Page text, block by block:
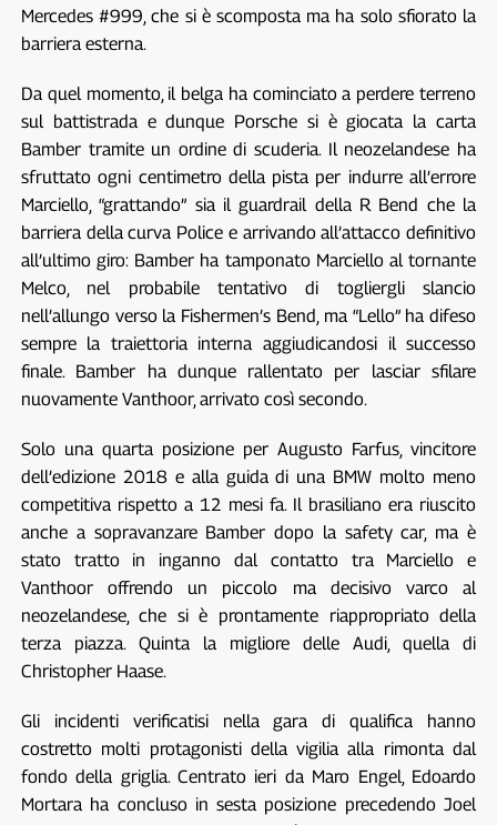
Mercedes #999, che si è scomposta ma ha solo sfiorato la
barriera esterna.
Da quel momento, il belga ha cominciato a perdere terreno
sul battistrada e dunque Porsche si è giocata la carta
Bamber tramite un ordine di scuderia. Il neozelandese ha
sfruttato ogni centimetro della pista per indurre all’errore
Marciello, “grattando” sia il guardrail della R Bend che la
barriera della curva Police e arrivando all’attacco definitivo
all’ultimo giro: Bamber ha tamponato Marciello al tornante
Melco, nel probabile tentativo di togliergli slancio
nell’allungo verso la Fishermen’s Bend, ma “Lello” ha difeso
sempre la traiettoria interna aggiudicandosi il successo
finale. Bamber ha dunque rallentato per lasciar sfilare
nuovamente Vanthoor, arrivato così secondo.
Solo una quarta posizione per Augusto Farfus, vincitore
dell’edizione 2018 e alla guida di una BMW molto meno
competitiva rispetto a 12 mesi fa. Il brasiliano era riuscito
anche a sopravanzare Bamber dopo la safety car, ma è
stato tratto in inganno dal contatto tra Marciello e
Vanthoor offrendo un piccolo ma decisivo varco al
neozelandese, che si è prontamente riappropriato della
terza piazza. Quinta la migliore delle Audi, quella di
Christopher Haase.
Gli incidenti verificatisi nella gara di qualifica hanno
costretto molti protagonisti della vigilia alla rimonta dal
fondo della griglia. Centrato ieri da Maro Engel, Edoardo
Mortara ha concluso in sesta posizione precedendo Joel